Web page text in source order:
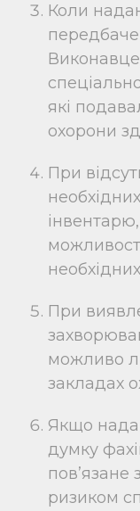
Коли
які
охорони
При
При
можливо
закладах
Якщо
думку
ризиком